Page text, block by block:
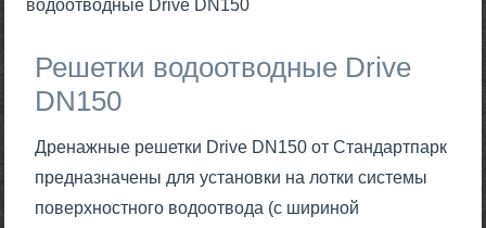
водоотводные Drive DN150
Решетки водоотводные Drive
DN150
Дренажные решетки Drive DN150 от Стандартпарк
предназначены для установки на лотки системы
поверхностного водоотвода (с шириной